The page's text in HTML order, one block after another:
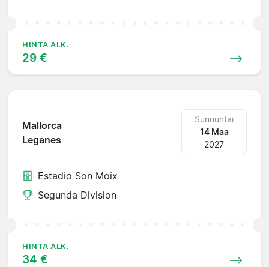
HINTA ALK.
29 €
Mallorca
Leganes
Sunnuntai
14 Maa
2027
Estadio Son Moix
Segunda Division
HINTA ALK.
34 €